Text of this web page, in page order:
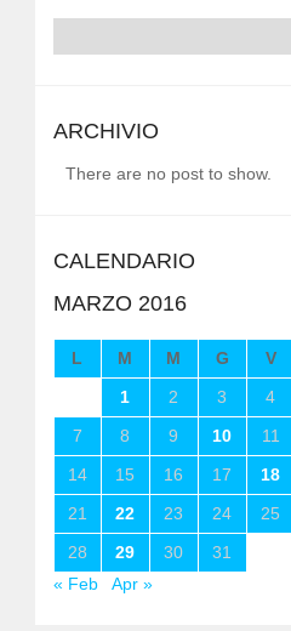
ARCHIVIO
There are no post to show.
CALENDARIO
MARZO 2016
L M M G V
1
2 3 4
7
8 9 10 11
14
15 16 17 18
21
22 23 24 25
28
29 30
31
« Feb
Apr »